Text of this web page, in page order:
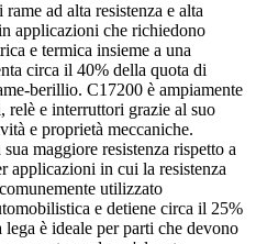
ad alta resistenza e alta
applicazioni che richiedono
e termica insieme a una
circa il 40% della quota di
berillio. C17200 è ampiamente
e interruttori grazie al suo
e proprietà meccaniche.
maggiore resistenza rispetto a
applicazioni in cui la resistenza
utilizzato
e detiene circa il 25%
è ideale per parti che devono